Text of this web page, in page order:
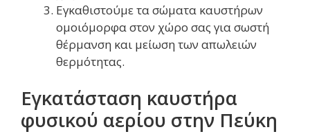
Εγκαθιστούμε τα σώματα καυστήρων
ομοιόμορφα στον χώρο σας για σωστή
θέρμανση και μείωση των απωλειών
θερμότητας.
Εγκατάσταση καυστήρα
φυσικού αερίου στην Πεύκη